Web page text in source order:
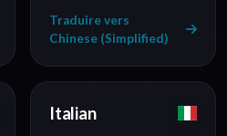
Traduire vers
Chinese (Simplified)
Italian